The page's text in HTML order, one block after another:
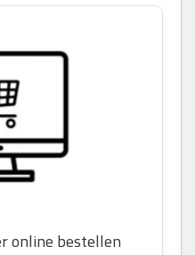
online bestellen